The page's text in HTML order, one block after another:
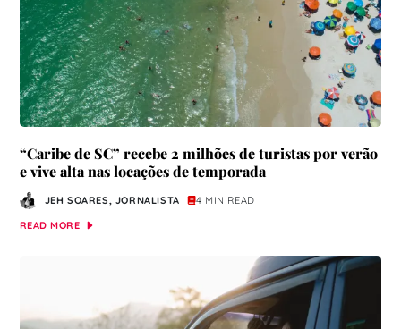
“Caribe de SC” recebe 2 milhões de turistas por verão
e vive alta nas locações de temporada
JEH SOARES, JORNALISTA
4 MIN READ
READ MORE